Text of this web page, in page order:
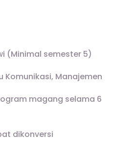
(Minimal semester 5)
Komunikasi, Manajemen
magang selama 6
dikonversi